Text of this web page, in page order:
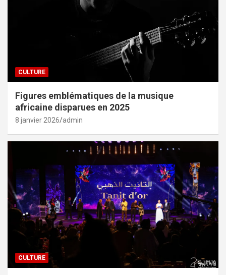
CULTURE
Figures emblématiques de la musique
africaine disparues en 2025
8 janvier 2026 admin
CULTURE